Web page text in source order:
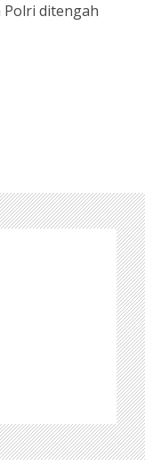
Polri ditengah